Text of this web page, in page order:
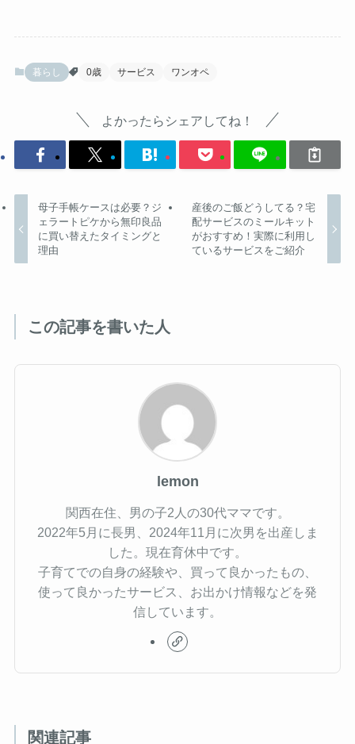
暮らし 0歳 サービス ワンオペ
よかったらシェアしてね！
母子手帳ケースは必要？ジ
ェラートピケから無印良品
に買い替えたタイミングと
理由
産後のご飯どうしてる？宅
配サービスのミールキット
がおすすめ！実際に利用し
ているサービスをご紹介
この記事を書いた人
lemon
関西在住、男の子2人の30代ママです。
2022年5月に長男、2024年11月に次男を出産しま
した。現在育休中です。
子育てでの自身の経験や、買って良かったもの、
使って良かったサービス、お出かけ情報などを発
信しています。
関連記事